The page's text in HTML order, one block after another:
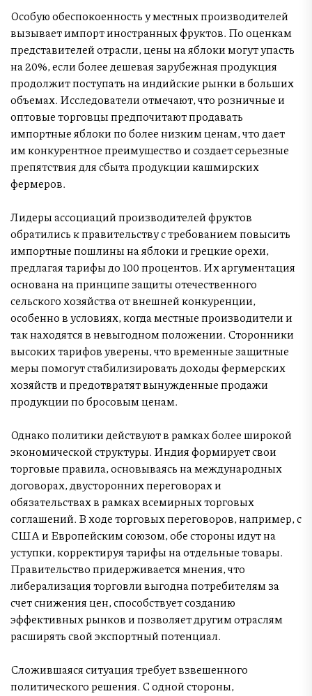
Особую обеспокоенность у местных производителей
вызывает импорт иностранных фруктов. По оценкам
представителей отрасли, цены на яблоки могут упасть
на 20%, если более дешевая зарубежная продукция
продолжит поступать на индийские рынки в больших
объемах. Исследователи отмечают, что розничные и
оптовые торговцы предпочитают продавать
импортные яблоки по более низким ценам, что дает
им конкурентное преимущество и создает серьезные
препятствия для сбыта продукции кашмирских
фермеров.
Лидеры ассоциаций производителей фруктов
обратились к правительству с требованием повысить
импортные пошлины на яблоки и грецкие орехи,
предлагая тарифы до 100 процентов. Их аргументация
основана на принципе защиты отечественного
сельского хозяйства от внешней конкуренции,
особенно в условиях, когда местные производители и
так находятся в невыгодном положении. Сторонники
высоких тарифов уверены, что временные защитные
меры помогут стабилизировать доходы фермерских
хозяйств и предотвратят вынужденные продажи
продукции по бросовым ценам.
Однако политики действуют в рамках более широкой
экономической структуры. Индия формирует свои
торговые правила, основываясь на международных
договорах, двусторонних переговорах и
обязательствах в рамках всемирных торговых
соглашений. В ходе торговых переговоров, например, с
США и Европейским союзом, обе стороны идут на
уступки, корректируя тарифы на отдельные товары.
Правительство придерживается мнения, что
либерализация торговли выгодна потребителям за
счет снижения цен, способствует созданию
эффективных рынков и позволяет другим отраслям
расширять свой экспортный потенциал.
Сложившаяся ситуация требует взвешенного
политического решения. С одной стороны,